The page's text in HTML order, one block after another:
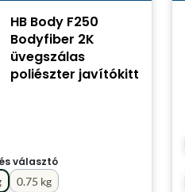
HB Body F250
Bodyfiber 2K
üvegszálas
poliészter javítókitt
választó
0.75 kg